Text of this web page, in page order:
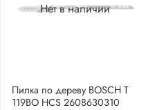
Нет в наличии
Пилка по дереву BOSCH Т
119ВO HCS 2608630310